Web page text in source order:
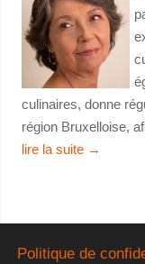
culinaires, donne
région Bruxelloise,
lire la suite →
Politique de